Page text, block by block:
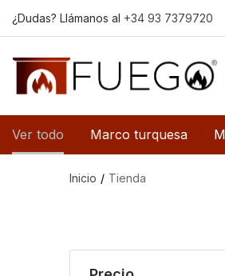
¿Dudas? Llámanos al +34 93 7379720
Ver todo Marco turquesa
Inicio Tienda